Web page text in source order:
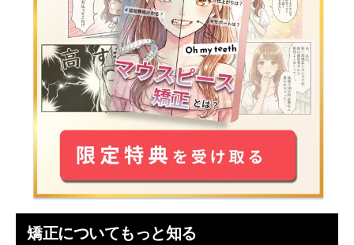
矯正についてもっと知る